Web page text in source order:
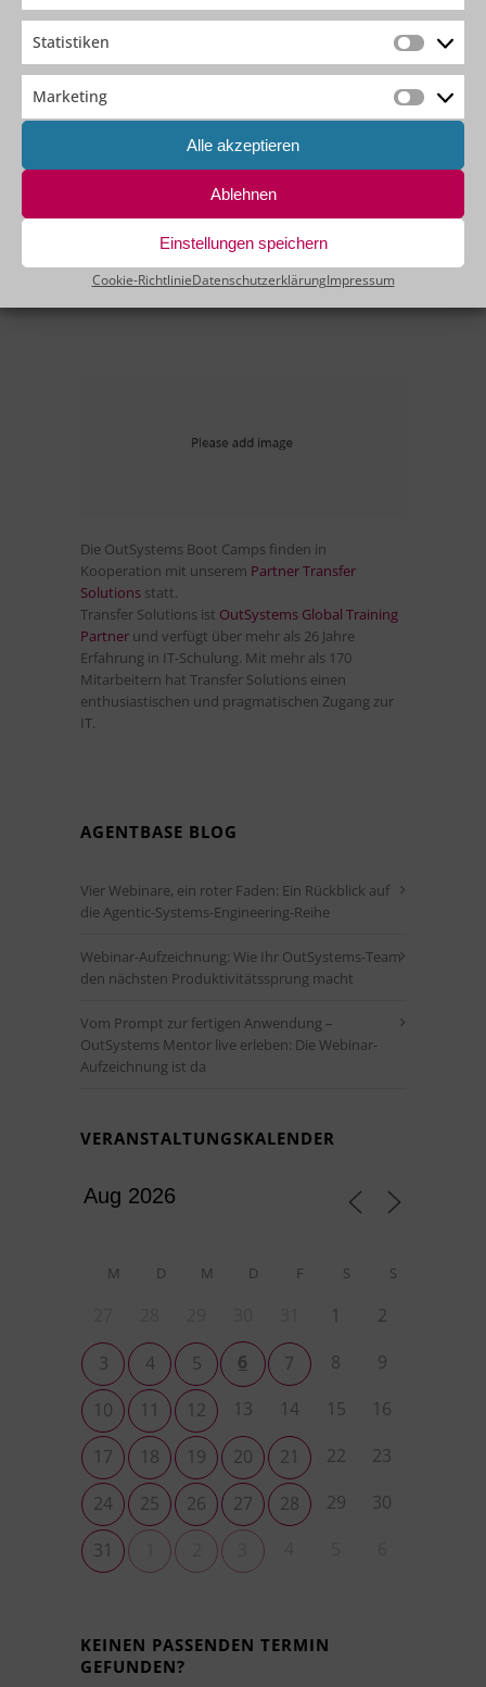
Statistiken
Marketing
Alle akzeptieren
Ablehnen
Einstellungen speichern
Cookie-RichtlinieDatenschutzerklärungImpressum
Swen Simon
IT-Trainer & OutSystems Consultant
Die OutSystems Boot Camps finden in
Kooperation mit unserem Partner Transfer
Solutions statt.
Transfer Solutions ist OutSystems Global Training
Partner und verfügt über mehr als 26 Jahre
Erfahrung in IT-Schulung. Mit mehr als 170
Mitarbeitern hat Transfer Solutions einen
enthusiastischen und pragmatischen Zugang zur
IT.
AGENTBASE BLOG
Vier Webinare, ein roter Faden: Ein Rückblick auf
die Agentic-Systems-Engineering-Reihe
Webinar-Aufzeichnung: Wie Ihr OutSystems-Team
den nächsten Produktivitätssprung macht
Vom Prompt zur fertigen Anwendung –
OutSystems Mentor live erleben: Die Webinar-
Aufzeichnung ist da
VERANSTALTUNGSKALENDER
M D M D F S S
1
2
3
4 5 6 7 8
9
10
11 12 13 14 15
16
17
18 19 20 21 22
23
24
25 26 27 28 29
30
31
KEINEN PASSENDEN TERMIN
GEFUNDEN?